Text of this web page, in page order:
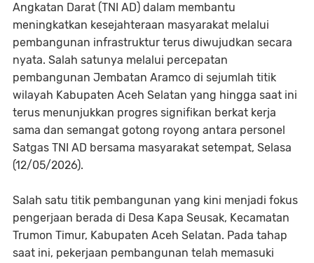
Angkatan Darat (TNI AD) dalam membantu
meningkatkan kesejahteraan masyarakat melalui
pembangunan infrastruktur terus diwujudkan secara
nyata. Salah satunya melalui percepatan
pembangunan Jembatan Aramco di sejumlah titik
wilayah Kabupaten Aceh Selatan yang hingga saat ini
terus menunjukkan progres signifikan berkat kerja
sama dan semangat gotong royong antara personel
Satgas TNI AD bersama masyarakat setempat, Selasa
(12/05/2026).
Salah satu titik pembangunan yang kini menjadi fokus
pengerjaan berada di Desa Kapa Seusak, Kecamatan
Trumon Timur, Kabupaten Aceh Selatan. Pada tahap
saat ini, pekerjaan pembangunan telah memasuki